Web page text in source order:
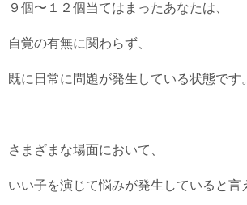
９個〜１２個当てはまったあなたは、
自覚の有無に関わらず、
既に日常に問題が発生している状態です。
さまざまな場面において、
いい子を演じて悩みが発生していると言